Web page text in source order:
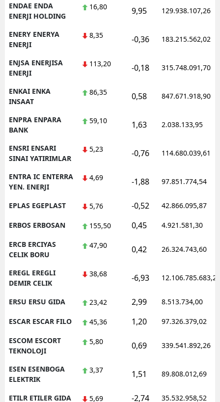
ENDAE ENDA
ENERJI HOLDING
16,80 9,95 129.938.107,26
ENERY ENERYA
ENERJI
8,35 -0,36 183.215.562,02
ENJSA ENERJISA
ENERJI
113,20 -0,18 315.748.091,70
ENKAI ENKA
INSAAT
86,35 0,58 847.671.918,90
ENPRA ENPARA
BANK
59,10 1,63 2.038.133,95
ENSRI ENSARI
SINAI YATIRIMLAR
5,23 -0,76 114.680.039,61
ENTRA IC ENTERRA
YEN. ENERJI
4,69 -1,88 97.851.774,54
EPLAS EGEPLAST 5,76 -0,52 42.866.095,87
ERBOS ERBOSAN 155,50 0,45 4.921.581,30
ERCB ERCIYAS
CELIK BORU
47,90 0,42 26.324.743,60
EREGL EREGLI
DEMIR CELIK
38,68 -6,93 12.106.785.683,20
ERSU ERSU GIDA 23,42 2,99 8.513.734,00
ESCAR ESCAR FILO 45,36 1,20 97.326.379,02
ESCOM ESCORT
TEKNOLOJI
5,80 0,69 339.541.892,26
ESEN ESENBOGA
ELEKTRIK
3,37 1,51 89.808.012,69
ETILR ETILER GIDA 5,69 -2,74 35.532.958,52